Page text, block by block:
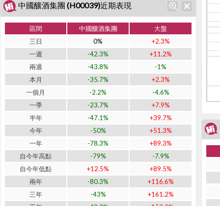
中國釀酒集團 (H00039)近期表現
區間 中國釀酒集團
大盤
三日
0%
+2.3%
一週
-42.3%
+11.2%
兩週
-43.8%
-1%
本月
-35.7%
+2.3%
一個月
-2.2%
-4.6%
一季
-23.7%
+7.9%
半年
-47.1%
+39.7%
今年
-50%
+51.3%
一年
-78.3%
+89.3%
自今年高點
-79%
-7.9%
自今年低點
+12.5%
+89.5%
兩年
-80.3%
+116.6%
三年
-43%
+161.2%